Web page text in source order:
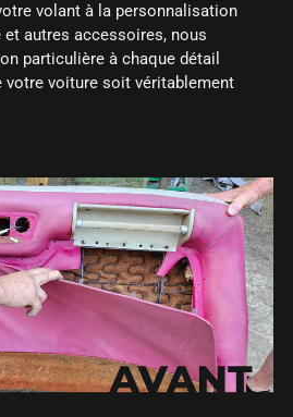
volant à la personnalisation
autres accessoires, nous
particulière à chaque détail
votre voiture soit véritablement